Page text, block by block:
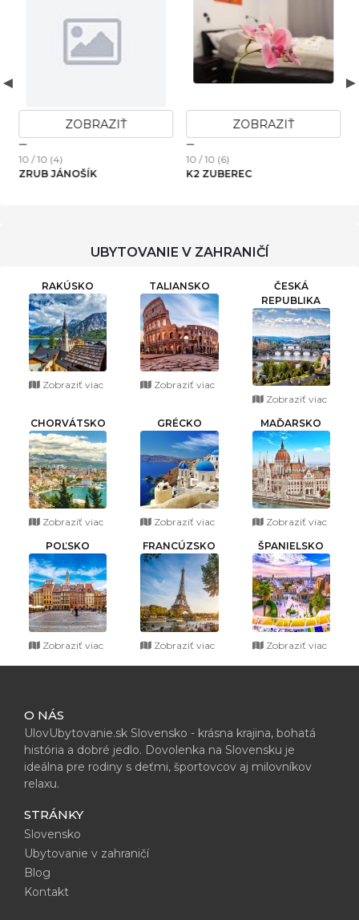
ZOBRAZIŤ
10 / 10 (4)
ZRUB JÁNOŠÍK
ZOBRAZIŤ
10 / 10 (6)
K2 ZUBEREC
UBYTOVANIE V ZAHRANIČÍ
RAKÚSKO
Zobraziť viac
TALIANSKO
Zobraziť viac
ČESKÁ
REPUBLIKA
Zobraziť viac
CHORVÁTSKO
Zobraziť viac
GRÉCKO
Zobraziť viac
MAĎARSKO
Zobraziť viac
POĽSKO
Zobraziť viac
FRANCÚZSKO
Zobraziť viac
ŠPANIELSKO
Zobraziť viac
O NÁS
UlovUbytovanie.sk Slovensko - krásna krajina, bohatá
história a dobré jedlo. Dovolenka na Slovensku je
ideálna pre rodiny s deťmi, športovcov aj milovníkov
relaxu.
STRÁNKY
Slovensko
Ubytovanie v zahraničí
Blog
Kontakt